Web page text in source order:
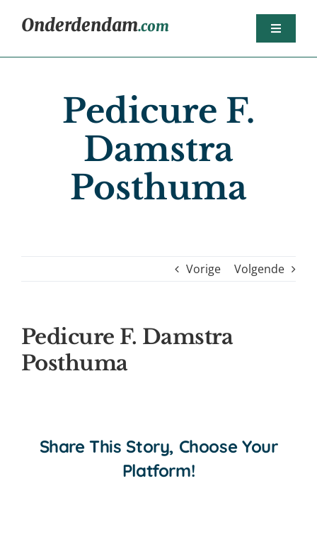
naarOnderdendam.com
Toggle
Berichten
Agenda
Sport
Nijsjoagertjes
Pedicure F.
Damstra
Posthuma
Vorige Volgende
Pedicure F. Damstra
Posthuma
Share This Story, Choose Your
Platform!